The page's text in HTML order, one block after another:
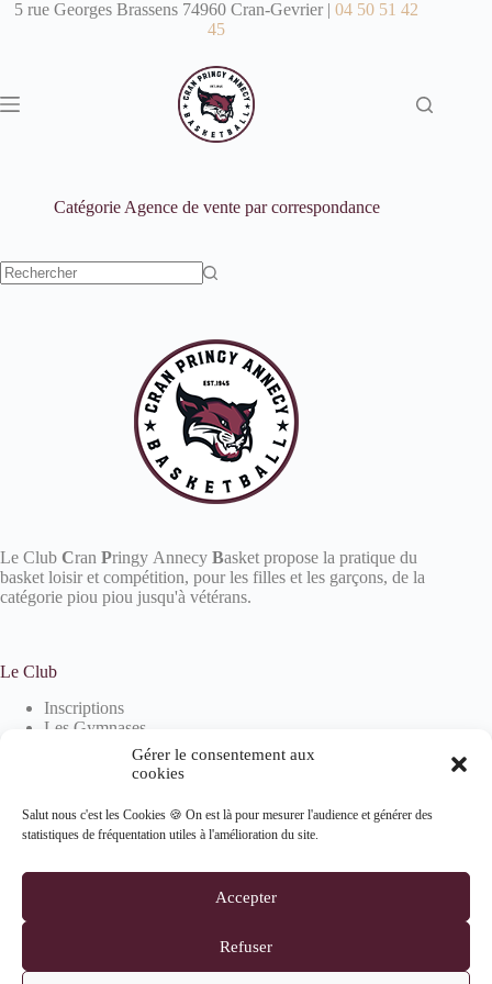
Gérer le consentement aux
cookies
Salut nous c'est les Cookies 🍪 On est là pour mesurer l'audience et générer des
statistiques de fréquentation utiles à l'amélioration du site.
Accepter
Refuser
Passer
5 rue Georges Brassens 74960 Cran-Gevrier |04 50 51 42
45
CatégorieAgence de vente par correspondance
Le Club Cran Pringy Annecy Basket propose la pratique du
basket loisir et compétition, pour les filles et les garçons, de la
catégorie piou piou jusqu'à vétérans.
Le Club
Inscriptions
Les Gymnases
Devenir partenaire
Informations
Mentions Légales
Politique de confidentialité
Suivez-nous